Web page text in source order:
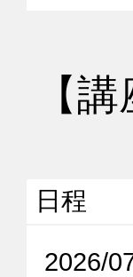
【
日程
2026/